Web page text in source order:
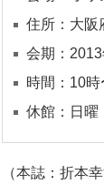
住所：大阪
会期：
時間：10時
休館：日曜
（本誌：折本幸